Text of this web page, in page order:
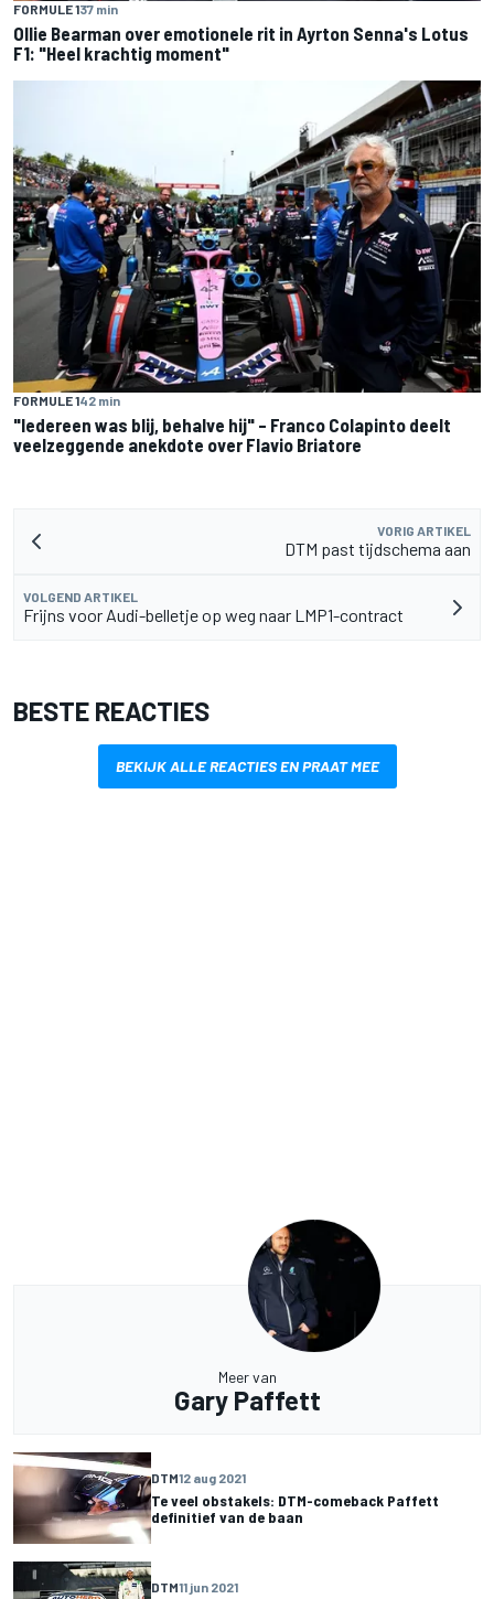
FORMULE 137 min
Ollie Bearman over emotionele rit in Ayrton Senna's Lotus
F1: "Heel krachtig moment"
FORMULE 142 min
"Iedereen was blij, behalve hij" – Franco Colapinto deelt
veelzeggende anekdote over Flavio Briatore
VORIG ARTIKEL
DTM past tijdschema aan
VOLGEND ARTIKEL
Frijns voor Audi-belletje op weg naar LMP1-contract
BESTE REACTIES
BEKIJK ALLE REACTIES EN PRAAT MEE
Meer van
Gary Paffett
DTM12 aug 2021
Te veel obstakels: DTM-comeback Paffett
definitief van de baan
DTM11 jun 2021